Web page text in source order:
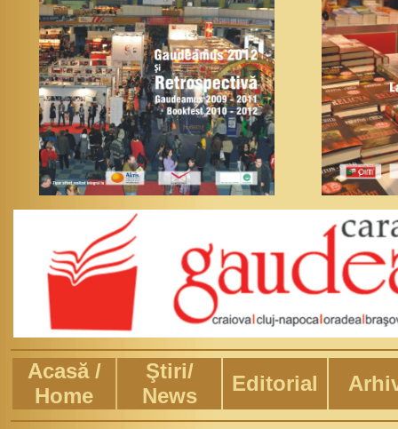
Acasă /
Home
Ştiri/
News
Editorial